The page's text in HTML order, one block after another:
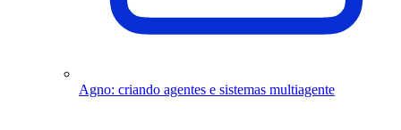
Agno: criando agentes e sistemas multiagente